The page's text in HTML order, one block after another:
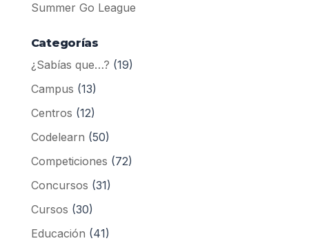
Summer Go League
Categorías
¿Sabías que…? (19)
Campus (13)
Centros (12)
Codelearn (50)
Competiciones (72)
Concursos (31)
Cursos (30)
Educación (41)